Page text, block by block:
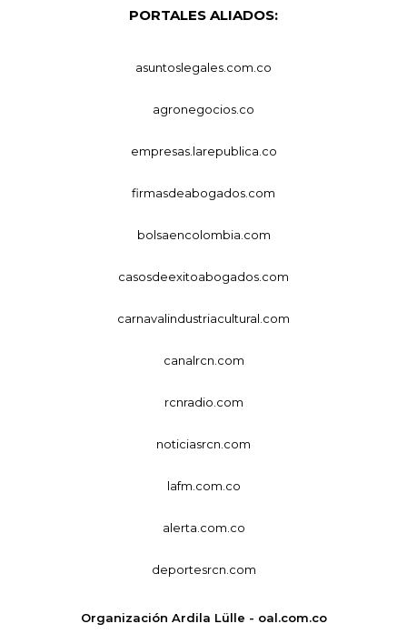
PORTALES ALIADOS:
asuntoslegales.com.co
agronegocios.co
empresas.larepublica.co
firmasdeabogados.com
bolsaencolombia.com
casosdeexitoabogados.com
carnavalindustriacultural.com
canalrcn.com
rcnradio.com
noticiasrcn.com
lafm.com.co
alerta.com.co
deportesrcn.com
Organización Ardila Lülle - oal.com.co